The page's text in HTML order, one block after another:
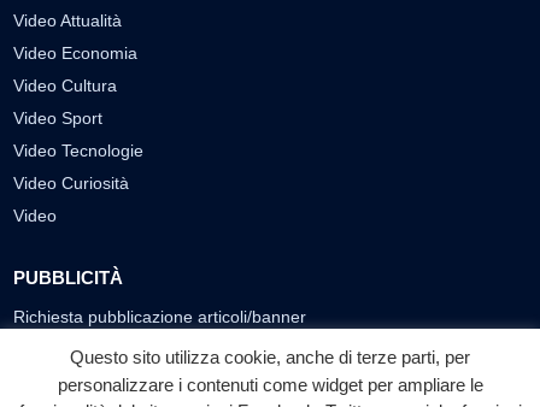
Video Attualità
Video Economia
Video Cultura
Video Sport
Video Tecnologie
Video Curiosità
Video
PUBBLICITÀ
Richiesta pubblicazione articoli/banner
SEGUICI SUI SOCIAL
Questo sito utilizza cookie, anche di terze parti, per
personalizzare i contenuti come widget per ampliare le